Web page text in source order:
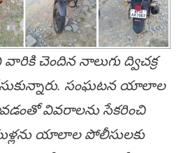
చెందిన నాలుగు ద్విచక్ర
సంఘ‌ట‌న యాలాల
వివ‌రాల‌ను సేక‌రించి
యాలాల పోలీసులకు